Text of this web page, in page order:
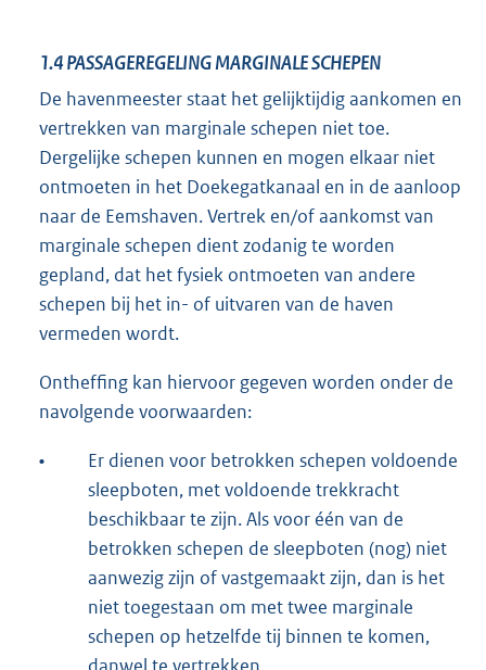
1.4PASSAGEREGELING MARGINALE SCHEPEN
De havenmeester staat het gelijktijdig aankomen en
vertrekken van marginale schepen niet toe.
Dergelijke schepen kunnen en mogen elkaar niet
ontmoeten in het Doekegatkanaal en in de aanloop
naar de Eemshaven. Vertrek en/of aankomst van
marginale schepen dient zodanig te worden
gepland, dat het fysiek ontmoeten van andere
schepen bij het in- of uitvaren van de haven
vermeden wordt.
Ontheffing kan hiervoor gegeven worden onder de
navolgende voorwaarden:
•
Er dienen voor betrokken schepen voldoende
sleepboten, met voldoende trekkracht
beschikbaar te zijn. Als voor één van de
betrokken schepen de sleepboten (nog) niet
aanwezig zijn of vastgemaakt zijn, dan is het
niet toegestaan om met twee marginale
schepen op hetzelfde tij binnen te komen,